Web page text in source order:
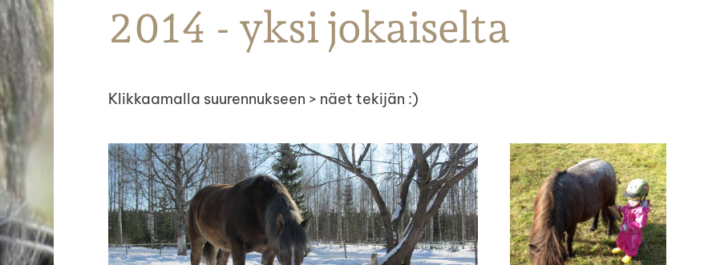
2014 - yksi jokaiselta
Klikkaamalla suurennukseen > näet tekijän :)